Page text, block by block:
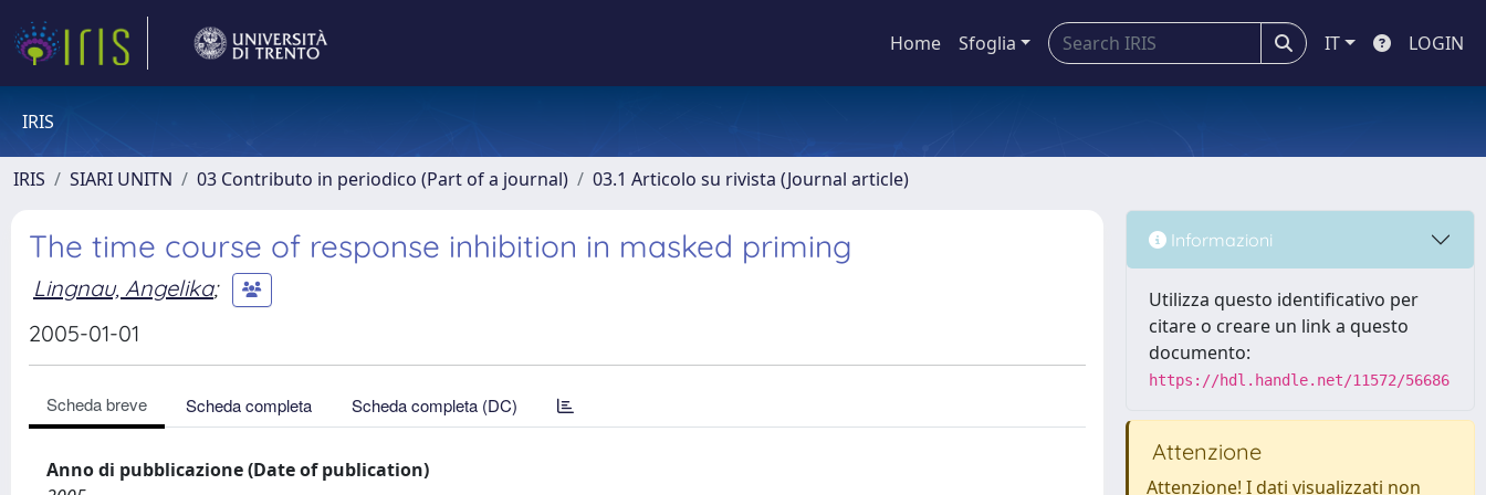
Home Sfoglia IT LOGIN
IRIS
IRIS SIARI UNITN 03 Contributo in periodico (Part of a journal) 03.1 Articolo su rivista (Journal article)
The time course of response inhibition in masked priming
Lingnau, Angelika;
2005-01-01
Scheda breve Scheda completa Scheda completa (DC)
Anno di pubblicazione (Date of publication)
Informazioni
Utilizza questo identificativo per
citare o creare un link a questo
documento:
https://hdl.handle.net/11572/56686
Attenzione
Attenzione! I dati visualizzati non